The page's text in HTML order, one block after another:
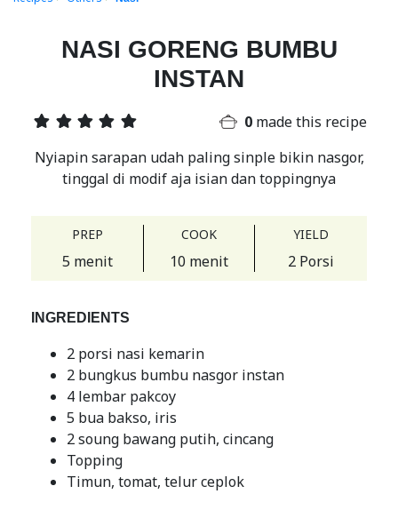
NASI GORENG BUMBU
INSTAN
0 made this recipe
Nyiapin sarapan udah paling sinple bikin nasgor,
tinggal di modif aja isian dan toppingnya
PREP
5 menit
COOK
10 menit
YIELD
2 Porsi
INGREDIENTS
2 porsi nasi kemarin
2 bungkus bumbu nasgor instan
4 lembar pakcoy
5 bua bakso, iris
2 soung bawang putih, cincang
Topping
Timun, tomat, telur ceplok